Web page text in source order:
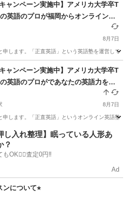
キャンペーン実施中】アメリカ大学卒T
英語のプロが福岡からオンラインで
8月7日
申します。「正直英語」という英語塾を運営して
ト
キャンペーン実施中】アメリカ大学卒T
英語のプロがであなたの英語力を効
るお手伝いをします！【残り1枠】
8月7日
申します。「正直英語」というオンライン英語塾
駅 TOEIC(R)テスト オンライン
し入れ整理】眠っている人形あ
？
OK🙆‍♀️査定0円‼️
Ad
ンについて⭐︎